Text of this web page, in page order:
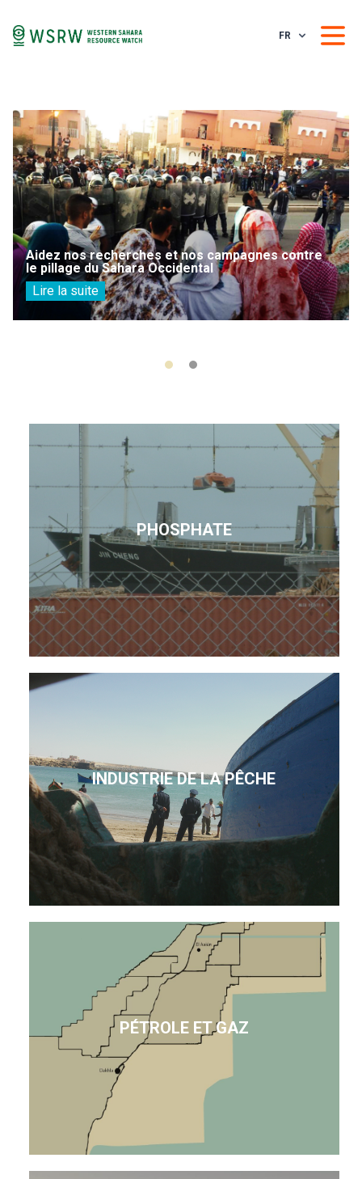
FR
Aidez nos recherches et nos campagnes contre
le pillage du Sahara Occidental
Lire la suite
PHOSPHATE
INDUSTRIE DE LA PÊCHE
PÉTROLE ET GAZ